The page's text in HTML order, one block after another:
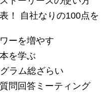
！ 自社なりの100点を
ーを増やす
を学ぶ
ラム総ざらい
問回答ミーティング